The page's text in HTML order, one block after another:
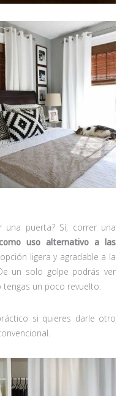
una puerta? Sí, correr una
uso alternativo a las
ligera y agradable a la
un solo golpe podrás ver
un poco revuelto.
si quieres darle otro